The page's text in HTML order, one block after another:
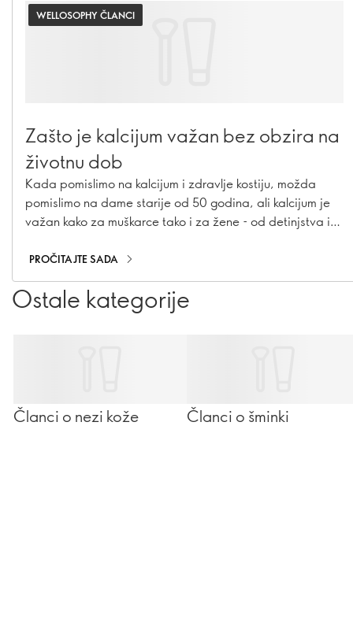
WELLOSOPHY ČLANCI
Zašto je kalcijum važan bez obzira na
životnu dob
Kada pomislimo na kalcijum i zdravlje kostiju, možda
pomislimo na dame starije od 50 godina, ali kalcijum je
važan kako za muškarce tako i za žene - od detinjstva i
je kalcijum važan u svakom uzrastu i kako možete
osigurati da ga vi - i oni koje volite - unosite dovoljno.
PROČITAJTE SADA
Ostale kategorije
Članci o nezi kože Članci o šminki